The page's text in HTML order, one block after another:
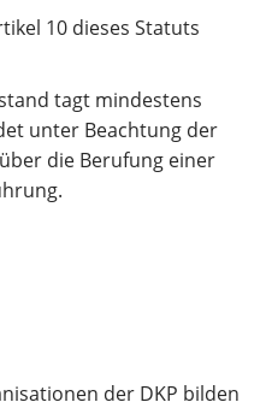
10 dieses Statuts
tagt mindestens
unter Beachtung der
die Berufung einer
der DKP bilden